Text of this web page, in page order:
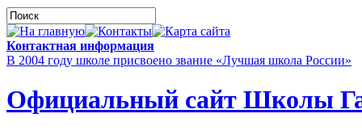
Контактная информация
В 2004 году школе присвоено звание «Лучшая школа России»
Официальный сайт Школы